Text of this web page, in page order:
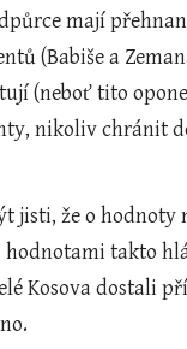
mají
(Babiše a
(neboť tito
nikoliv chránit
jisti, že o hodnoty
takto
Kosova dostali